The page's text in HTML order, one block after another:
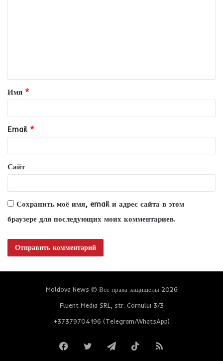
т
а
й
*
Имя *
Email *
Сайт
Сохранить моё имя, email и адрес сайта в этом
браузере для последующих моих комментариев.
Moldova News © Все права защищены 2026
Fluent Media SRL, str. Cornului 3/3
+37379704196 (Telegram/WhatsApp)
FacebookTwitterTelegramTikTokRSS